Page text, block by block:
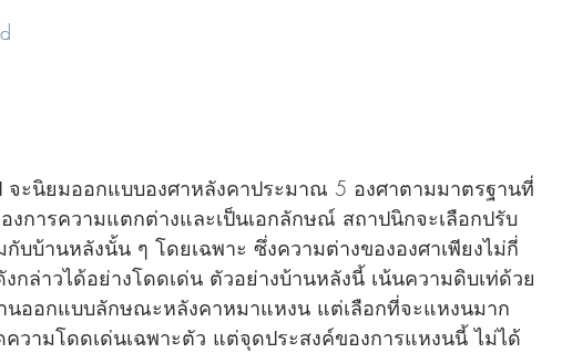
จะนิยมออกแบบองศาหลังคาประมาณ 5 องศาตามมาตรฐานที่
การความแตกต่างและเป็นเอกลักษณ์ สถาปนิกจะเลือกปรับ
บบ้านหลังนั้น ๆ โดยเฉพาะ ซึ่งความต่างขององศาเพียงไม่กี่
กล่าวได้อย่างโดดเด่น ตัวอย่างบ้านหลังนี้ เน้นความดิบเท่ด้วย
นออกแบบลักษณะหลังคาหมาแหงน แต่เลือกที่จะแหงนมาก
ความโดดเด่นเฉพาะตัว แต่จุดประสงค์ของการแหงนนี้ ไม่ได้